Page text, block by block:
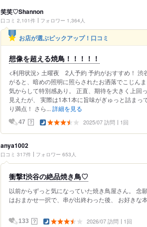
笑笑♡Shannon
口コミ 2,101件 フォロワー 1,364人
お店が選ぶピックアップ！口コミ
想像を超える焼鳥！！！！！
<利用状況> 土曜夜 2人予約 予約がおすすめ！ 渋
がると、暗めの照明に照らされたお洒落でこじん
気からして特別感あり。 正直、期待を大きく上回
見えたが、 実際は1本1本に旨味がぎゅっと詰ま
り満点！ さら... 詳細を見る
47 ？ 2025/07 訪問 1回
anya1002
口コミ 317件 フォロワー 653人
衝撃❗️渋谷の絶品焼き鳥♡
以前からずっと気になっていた焼き鳥屋さん。 念
はおまかせ一択で、串が出終わった後、 お好きな
133 ？ 2026/07 訪問 1回